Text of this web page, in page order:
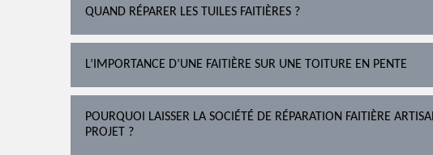
QUAND RÉPARER LES TUILES FAITIÈRES ?
L’IMPORTANCE D’UNE FAITIÈRE SUR UNE TOITURE EN PENTE
POURQUOI LAISSER LA SOCIÉTÉ DE RÉPARATION FAITIÈRE
PROJET ?